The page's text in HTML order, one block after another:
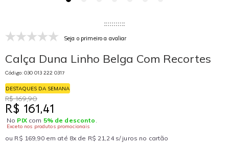
Seja o primeiro a avaliar
Calça Duna Linho Belga Com Recortes
Código: 030 013 222 0317
DESTAQUES DA SEMANA
R$ 169,90
R$ 161,41
No PIXcom 5% de desconto .
Exceto nos produtos promocionais
ou R$ 169,90 em até 8x de R$ 21,24 s/ juros no cartão